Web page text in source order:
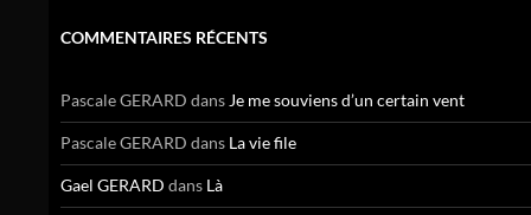
COMMENTAIRES RÉCENTS
Pascale GERARD dans Je me souviens d’un certain vent
Pascale GERARD dans La vie file
Gael GERARD dans Là